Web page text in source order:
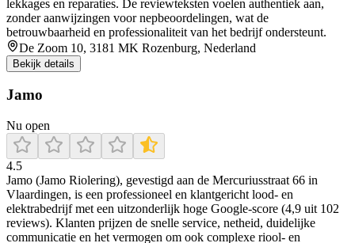
lekkages en reparaties. De reviewteksten voelen authentiek aan,
zonder aanwijzingen voor nepbeoordelingen, wat de
betrouwbaarheid en professionaliteit van het bedrijf ondersteunt.
De Zoom 10, 3181 MK Rozenburg, Nederland
Bekijk details
Jamo
Nu open
4.5
Jamo (Jamo Riolering), gevestigd aan de Mercuriusstraat 66 in
Vlaardingen, is een professioneel en klantgericht lood- en
elektrabedrijf met een uitzonderlijk hoge Google-score (4,9 uit 102
reviews). Klanten prijzen de snelle service, netheid, duidelijke
communicatie en het vermogen om ook complexe riool- en